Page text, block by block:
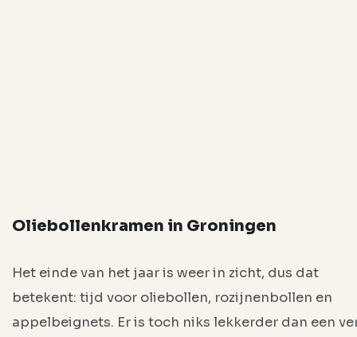
Oliebollenkramen in Groningen
Het einde van het jaar is weer in zicht, dus dat
betekent: tijd voor oliebollen, rozijnenbollen en
appelbeignets. Er is toch niks lekkerder dan een